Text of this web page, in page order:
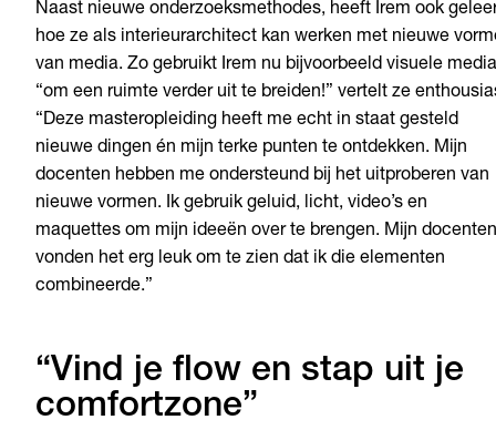
Naast nieuwe onderzoeksmethodes, heeft Irem ook
hoe ze als interieurarchitect kan werken met nieuwe
van media. Zo gebruikt Irem nu bijvoorbeeld visuele
“om een ruimte verder uit te breiden!” vertelt ze
“Deze masteropleiding heeft me echt in staat gesteld
nieuwe dingen én mijn terke punten te ontdekken. Mijn
docenten hebben me ondersteund bij het uitproberen van
nieuwe vormen. Ik gebruik geluid, licht, video’s en
maquettes om mijn ideeën over te brengen. Mijn docenten
vonden het erg leuk om te zien dat ik die elementen
combineerde.”
“Vind je flow en stap uit je
comfortzone”